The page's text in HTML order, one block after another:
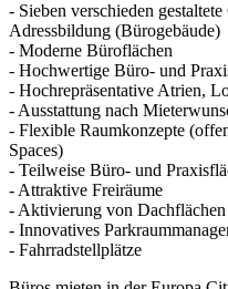
- Sieben verschieden
Adressbildung (Bürogebäude)
- Moderne Büroflächen
- Hochwertige Büro- und
- Hochrepräsentative Atrien,
- Ausstattung nach
- Flexible Raumkonzepte
Spaces)
- Teilweise Büro- und
- Attraktive Freiräume
- Aktivierung von
- Innovatives
- Fahrradstellplätze